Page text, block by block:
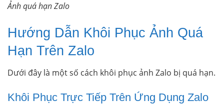
Ảnh quá hạn Zalo
Hướng Dẫn Khôi Phục Ảnh Quá
Hạn Trên Zalo
Dưới đây là một số cách khôi phục ảnh Zalo bị quá hạn.
Khôi Phục Trực Tiếp Trên Ứng Dụng Zalo